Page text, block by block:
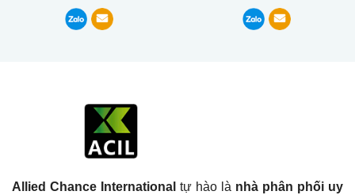
Allied Chance International tự hào là nhà phân phối uy